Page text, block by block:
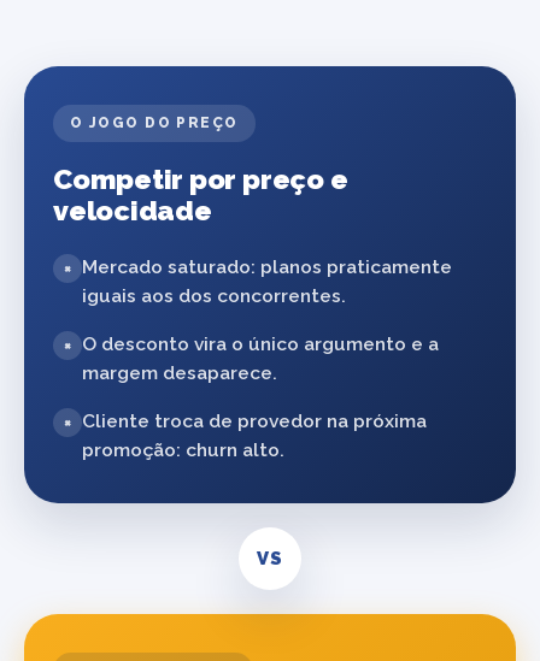
O JOGO DO PREÇO
Competir por preço e
velocidade
×
Mercado saturado: planos praticamente
iguais aos dos concorrentes.
×
O desconto vira o único argumento e a
margem desaparece.
×
Cliente troca de provedor na próxima
promoção: churn alto.
VS